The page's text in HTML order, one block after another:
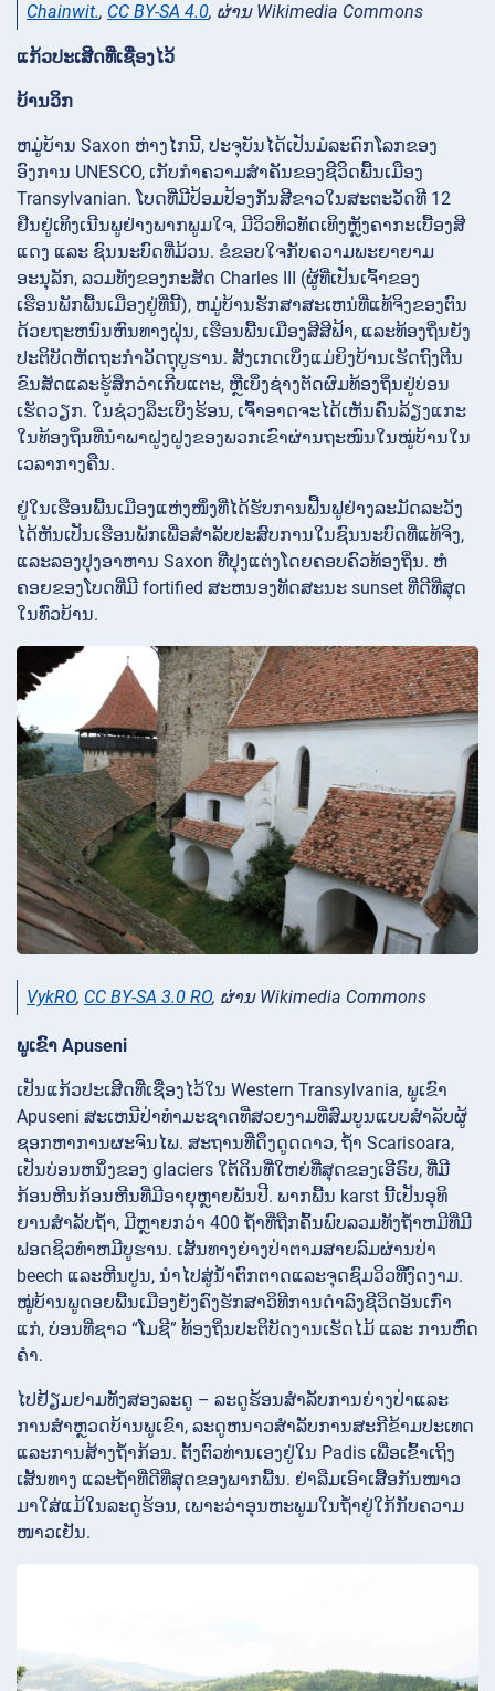
Chainwit., CC BY-SA 4.0, ຜ່ານ Wikimedia Commons
ແກ້ວປະເສີດທີ່ເຊື່ອງໄວ້
ບ້ານວິກ
ຫມູ່ບ້ານ Saxon ຫ່າງໄກນີ້, ປະຈຸບັນໄດ້ເປັນມໍລະດົກໂລກຂອງ
ອົງການ UNESCO, ເກັບກໍາຄວາມສໍາຄັນຂອງຊີວິດພື້ນເມືອງ
Transylvanian. ໂບດທີ່ມີປ້ອມປ້ອງກັນສີຂາວໃນສະຕະວັດທີ 12
ຢືນຢູ່ເທິງເນີນພູຢ່າງພາກພູມໃຈ, ມີວິວທິວທັດເທິງຫຼັງຄາກະເບື້ອງສີ
ແດງ ແລະ ຊົນນະບົດທີ່ມ້ວນ. ຂໍຂອບໃຈກັບຄວາມພະຍາຍາມ
ອະນຸລັກ, ລວມທັງຂອງກະສັດ Charles III (ຜູ້ທີ່ເປັນເຈົ້າຂອງ
ເຮືອນພັກພື້ນເມືອງຢູ່ທີ່ນີ້), ຫມູ່ບ້ານຮັກສາສະເຫນ່ທີ່ແທ້ຈິງຂອງຕົນ
ດ້ວຍຖະຫນົນຫົນທາງຝຸ່ນ, ເຮືອນພື້ນເມືອງສີສີຟ້າ, ແລະທ້ອງຖິ່ນຍັງ
ປະຕິບັດຫັດຖະກໍາວັດຖຸບູຮານ. ສັງເກດເບິ່ງແມ່ຍິງບ້ານເຮັດຖົງຕີນ
ຂົນສັດແລະຮູ້ສຶກວ່າເກີບແຕະ, ຫຼືເບິ່ງຊ່າງຕັດຜົມທ້ອງຖິ່ນຢູ່ບ່ອນ
ເຮັດວຽກ. ໃນຊ່ວງລຶະເບິ່ງຮ້ອນ, ເຈົ້າອາດຈະໄດ້ເຫັນຄົນລ້ຽງແກະ
ໃນທ້ອງຖິ່ນທີ່ນຳພາຝູງຝູງຂອງພວກເຂົາຜ່ານຖະໜົນໃນໝູ່ບ້ານໃນ
ເວລາກາງຄືນ.
ຢູ່​ໃນ​ເຮືອນ​ພື້ນ​ເມືອງ​ແຫ່ງ​ໜຶ່ງ​ທີ່​ໄດ້​ຮັບ​ການ​ຟື້ນ​ຟູ​ຢ່າງ​ລະ​ມັດ​ລະ​ວັງ​
ໄດ້​ຫັນ​ເປັນ​ເຮືອນ​ພັກ​ເພື່ອ​ສຳ​ລັບ​ປະ​ສົບ​ການ​ໃນ​ຊົນ​ນະ​ບົດ​ທີ່​ແທ້​ຈິງ,
ແລະ​ລອງ​ປຸງ​ອາ​ຫານ Saxon ທີ່​ປຸງ​ແຕ່ງ​ໂດຍ​ຄອບ​ຄົວ​ທ້ອງ​ຖິ່ນ. ຫໍ
ຄອຍຂອງໂບດທີ່ມີ fortified ສະຫນອງທັດສະນະ sunset ທີ່ດີທີ່ສຸດ
ໃນທົ່ວບ້ານ.
VykRO, CC BY-SA 3.0 RO, ຜ່ານ Wikimedia Commons
ພູເຂົາ Apuseni
ເປັນແກ້ວປະເສີດທີ່ເຊື່ອງໄວ້ໃນ Western Transylvania, ພູເຂົາ
Apuseni ສະເຫນີປ່າທໍາມະຊາດທີ່ສວຍງາມທີ່ສົມບູນແບບສໍາລັບຜູ້
ຊອກຫາການຜະຈົນໄພ. ສະຖານທີ່ດຶງດູດດາວ, ຖ້ໍາ Scarisoara,
ເປັນບ່ອນຫນຶ່ງຂອງ glaciers ໃຕ້ດິນທີ່ໃຫຍ່ທີ່ສຸດຂອງເອີຣົບ, ທີ່ມີ
ກ້ອນຫີນກ້ອນຫີນທີ່ມີອາຍຸຫຼາຍພັນປີ. ພາກພື້ນ karst ນີ້ເປັນອຸທິ
ຍານສໍາລັບຖ້ໍາ, ມີຫຼາຍກວ່າ 400 ຖ້ໍາທີ່ຖືກຄົ້ນພົບລວມທັງຖ້ໍາຫມີທີ່ມີ
ຟອດຊິວທໍາຫມີບູຮານ. ເສັ້ນທາງຍ່າງປ່າຕາມສາຍລົມຜ່ານປ່າ
beech ແລະຫີນປູນ, ນໍາໄປສູ່ນ້ໍາຕົກຕາດແລະຈຸດຊົມວິວທີ່ງົດງາມ.
ໝູ່​ບ້ານ​ພູດ​ອຍ​ພື້ນ​ເມືອງ​ຍັງ​ຄົງ​ຮັກ​ສາ​ວິ​ທີ​ການ​ດຳ​ລົງ​ຊີ​ວິດ​ອັນ​ເກົ່າ​
ແກ່, ບ່ອນ​ທີ່​ຊາວ “ໂມ​ຊີ” ທ້ອງ​ຖິ່ນ​ປະ​ຕິ​ບັດ​ງານ​ເຮັດ​ໄມ້ ແລະ ການ​ຫົດ​
ຄຳ.
ໄປຢ້ຽມຢາມທັງສອງລະດູ – ລະດູຮ້ອນສໍາລັບການຍ່າງປ່າແລະ
ການສໍາຫຼວດບ້ານພູເຂົາ, ລະດູຫນາວສໍາລັບການສະກີຂ້າມປະເທດ
ແລະການສ້າງຖ້ໍາກ້ອນ. ຕັ້ງຕົວທ່ານເອງຢູ່ໃນ Padis ເພື່ອເຂົ້າເຖິງ
ເສັ້ນທາງ ແລະຖ້ໍາທີ່ດີທີ່ສຸດຂອງພາກພື້ນ. ຢ່າລືມເອົາເສື້ອກັນໜາວ
ມາໃສ່ແມ້ໃນລະດູຮ້ອນ, ເພາະວ່າອຸນຫະພູມໃນຖ້ຳຢູ່ໃກ້ກັບຄວາມ
ໜາວເຢັນ.